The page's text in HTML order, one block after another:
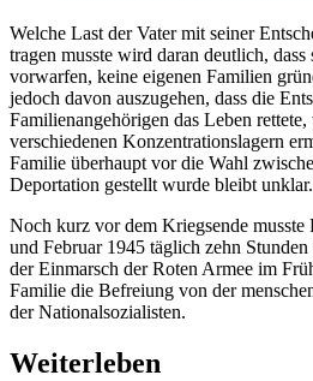
Welche Last der Vater mit seiner
tragen musste wird daran deutlich, dass
vorwarfen, keine eigenen Familien
jedoch davon auszugehen, dass die
Familienangehörigen das Leben
verschiedenen Konzentrationslagern
Familie überhaupt vor die Wahl
Deportation gestellt wurde bleibt unklar.
Noch kurz vor dem Kriegsende musste
und Februar 1945 täglich zehn
der Einmarsch der Roten Armee im
Familie die Befreiung von der
der Nationalsozialisten.
Weiterleben